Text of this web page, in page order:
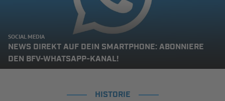
SOCIAL MEDIA
NEWS DIREKT AUF DEIN SMARTPHONE: ABONNIERE
DEN BFV-WHATSAPP-KANAL!
HISTORIE